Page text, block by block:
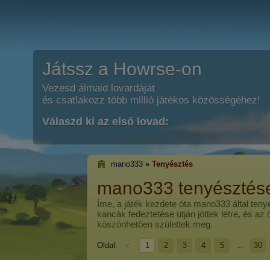
Játssz a Howrse-on
Vezesd álmaid lovardáját
és csatlakozz több millió játékos közösségéhez!
Válaszd ki az első lovad:
mano333 » Tenyésztés
mano333
Íme, a játék kezdete óta mano333 által
kancák fedeztetése útján jöttek létre, és az
köszönhetően születtek meg.
Oldal: 1 2 3 4 5 ... 30